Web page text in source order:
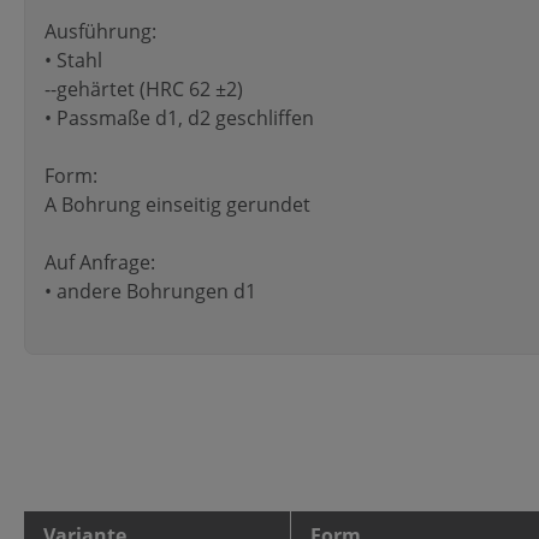
Ausführung:
• Stahl
--gehärtet (HRC 62 ±2)
• Passmaße d1, d2 geschliffen
Form:
A Bohrung einseitig gerundet
Auf Anfrage:
• andere Bohrungen d1